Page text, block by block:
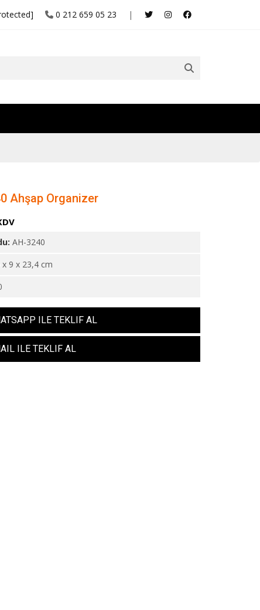
|
0 212 659 05 23
Ahşap Organizer
AH-3240
x 9 x 23,4 cm
ILE TEKLIF AL
ILE TEKLIF AL